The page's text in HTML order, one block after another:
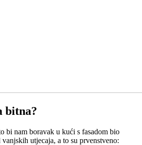
bitna?
bi nam boravak u kući s fasadom bio
utjecaja, a to su prvenstveno: